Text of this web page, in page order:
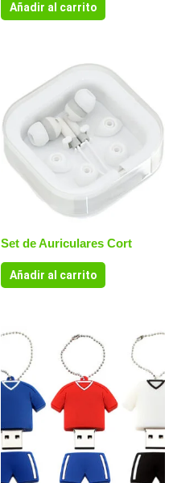
Añadir al carrito
Set de Auriculares Cort
Añadir al carrito